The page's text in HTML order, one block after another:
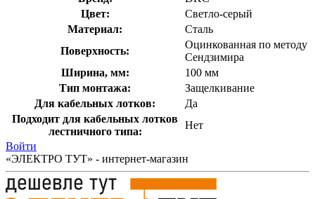
Цвет:
Светло-серый
Материал:
Сталь
Поверхность:
Оцинкованная по методу
Сендзимира
Ширина, мм:
100 мм
Тип монтажа:
Защелкивание
Для кабельных лотков:
Да
Подходит для кабельных лотков
лестничного типа:
Нет
Войти
«ЭЛЕКТРО ТУТ» - интернет-магазин